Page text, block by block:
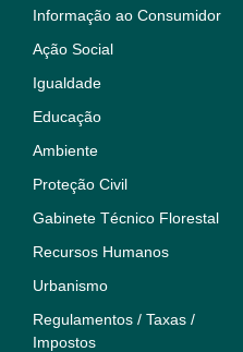
Informação ao Consumidor
Ação Social
Igualdade
Educação
Ambiente
Proteção Civil
Gabinete Técnico Florestal
Recursos Humanos
Urbanismo
Regulamentos / Taxas /
Impostos